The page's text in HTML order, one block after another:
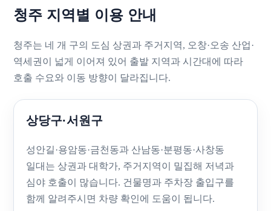
청주 지역별 이용 안내
청주는 네 개 구의 도심 상권과 주거지역, 오창·오송 산업·
역세권이 넓게 이어져 있어 출발 지역과 시간대에 따라
호출 수요와 이동 방향이 달라집니다.
상당구·서원구
성안길·용암동·금천동과 산남동·분평동·사창동
일대는 상권과 대학가, 주거지역이 밀집해 저녁과
심야 호출이 많습니다. 건물명과 주차장 출입구를
함께 알려주시면 차량 확인에 도움이 됩니다.